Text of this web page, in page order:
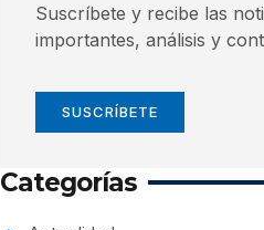
Suscríbete y recibe las
importantes, análisis y
SUSCRÍBETE
Categorías